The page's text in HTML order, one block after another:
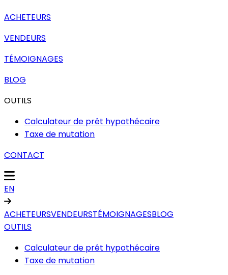
ACHETEURS
VENDEURS
TÉMOIGNAGES
BLOG
OUTILS
Calculateur de prêt hypothécaire
Taxe de mutation
CONTACT
EN
ACHETEURSVENDEURSTÉMOIGNAGESBLOG
OUTILS
Calculateur de prêt hypothécaire
Taxe de mutation